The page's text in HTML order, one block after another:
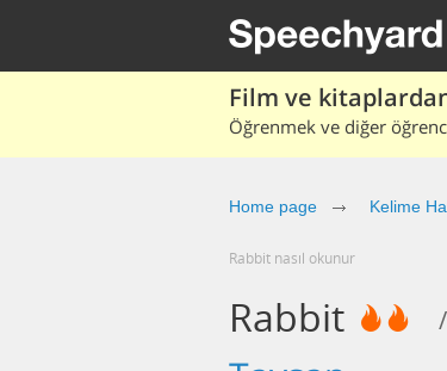
Film ve
Öğrenmek ve diğer
Home page Kelime
rabbit nasıl okunur
Rabbit